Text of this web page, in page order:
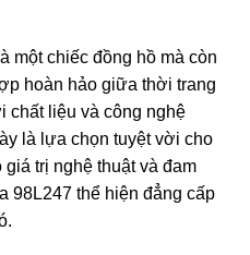
một chiếc đồng hồ mà còn
hoàn hảo giữa thời trang
chất liệu và công nghệ
là lựa chọn tuyệt vời cho
trị nghệ thuật và đam
98L247 thể hiện đẳng cấp